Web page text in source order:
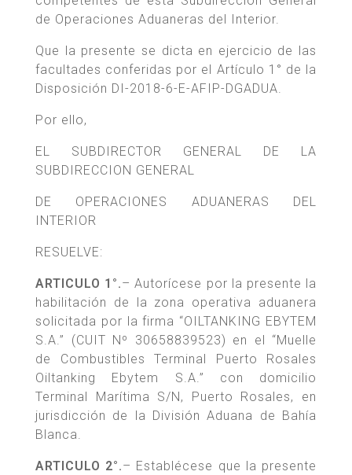
de Operaciones Aduaneras del Interior.
Que la presente se dicta en ejercicio de las
facultades conferidas por el Artículo 1° de la
Disposición DI-2018-6-E-AFIP-DGADUA.
Por ello,
EL SUBDIRECTOR GENERAL DE LA
SUBDIRECCION GENERAL
DE OPERACIONES ADUANERAS DEL
INTERIOR
RESUELVE:
ARTICULO 1°.– Autorícese por la presente la
habilitación de la zona operativa aduanera
solicitada por la firma “OILTANKING EBYTEM
S.A.” (CUIT Nº 30658839523) en el “Muelle
de Combustibles Terminal Puerto Rosales
Oiltanking Ebytem S.A.” con domicilio
Terminal Marítima S/N, Puerto Rosales, en
jurisdicción de la División Aduana de Bahía
Blanca.
ARTICULO 2°.– Establécese que la presente